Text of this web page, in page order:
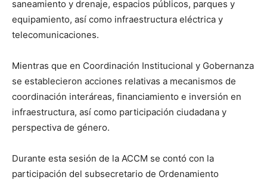
saneamiento y drenaje, espacios públicos, parques y
equipamiento, así como infraestructura eléctrica y
telecomunicaciones.
Mientras que en Coordinación Institucional y Gobernanza
se establecieron acciones relativas a mecanismos de
coordinación interáreas, financiamiento e inversión en
infraestructura, así como participación ciudadana y
perspectiva de género.
Durante esta sesión de la ACCM se contó con la
participación del subsecretario de Ordenamiento